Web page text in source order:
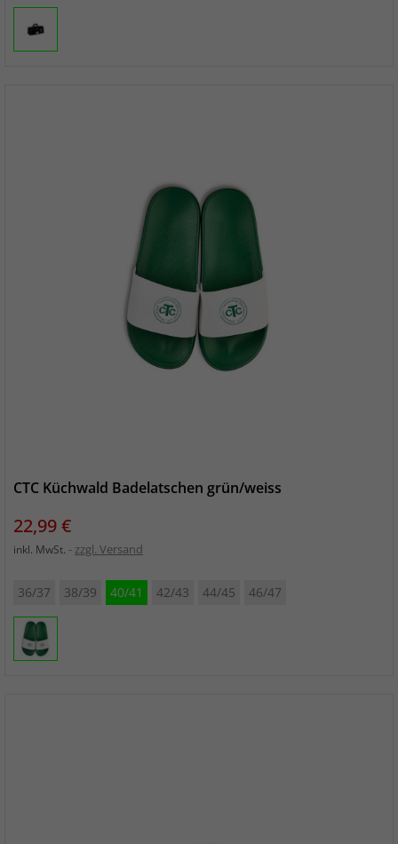
CTC Küchwald Badelatschen grün/weiss
Preis
22,99 €
inkl. MwSt. zzgl. Versand
36/37 38/39 40/41 42/43 44/45 46/47